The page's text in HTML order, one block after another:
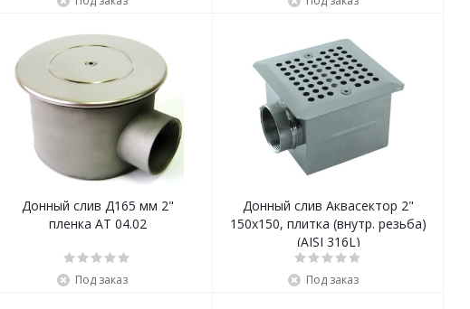
Донный слив Д165 мм 2"
пленка АТ 04.02
Под заказ
Донный слив Аквасектор 2"
150х150, плитка (внутр. резьба)
(AISI 316L)
Под заказ